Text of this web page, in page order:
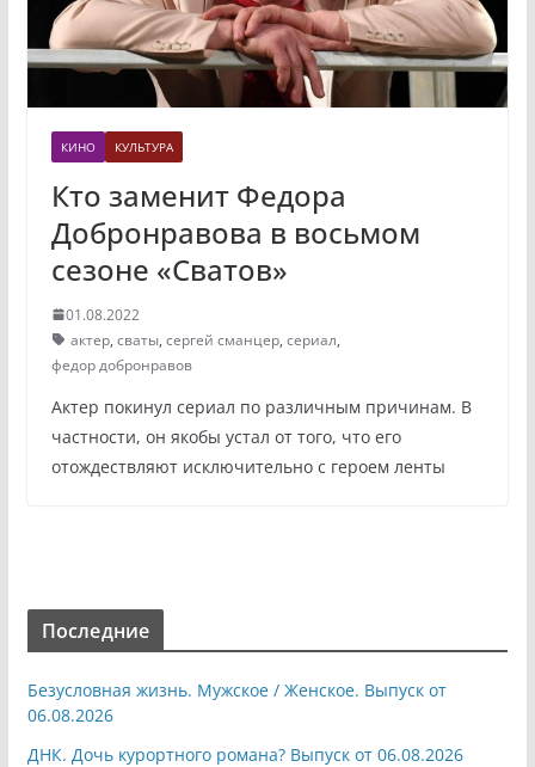
КИНО КУЛЬТУРА
Кто заменит Федора
Добронравова в восьмом
сезоне «Сватов»
01.08.2022
актер, сваты, сергей сманцер, сериал,
федор добронравов
Актер покинул сериал по различным причинам. В
частности, он якобы устал от того, что его
отождествляют исключительно с героем ленты
Последние
Безусловная жизнь. Мужское / Женское. Выпуск от
06.08.2026
ДНК. Дочь курортного романа? Выпуск от 06.08.2026